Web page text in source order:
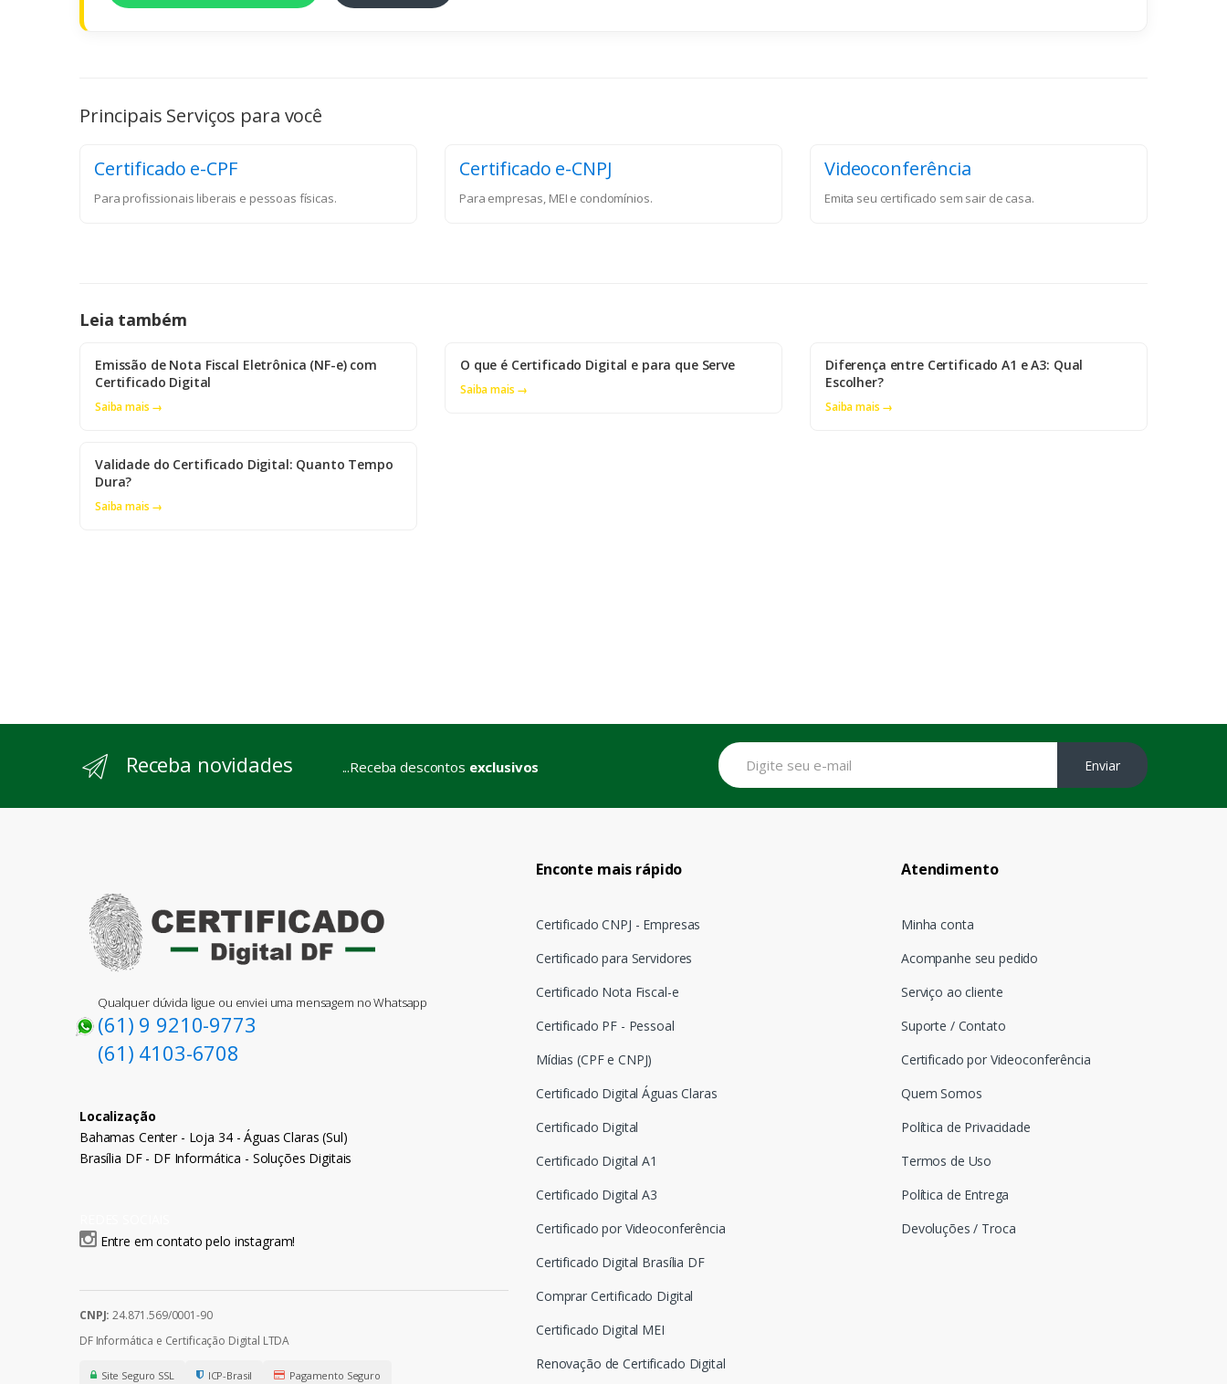
Principais Serviços para você
Certificado e-CPF
Para profissionais liberais e pessoas físicas.
Certificado e-CNPJ
Para empresas, MEI e condomínios.
Videoconferência
Emita seu certificado sem sair de casa.
Leia também
Emissão de Nota Fiscal Eletrônica (NF-e) com
Certificado Digital
Saiba mais →
O que é Certificado Digital e para que Serve
Saiba mais →
Diferença entre Certificado A1 e A3: Qual
Escolher?
Saiba mais →
Validade do Certificado Digital: Quanto Tempo
Dura?
Saiba mais →
Receba novidades ...Receba descontos exclusivos Enviar
Enconte mais rápido
Certificado CNPJ - Empresas
Certificado para Servidores
Certificado Nota Fiscal-e
Certificado PF - Pessoal
Mídias (CPF e CNPJ)
Certificado Digital Águas Claras
Certificado Digital
Certificado Digital A1
Certificado Digital A3
Certificado por Videoconferência
Certificado Digital Brasília DF
Comprar Certificado Digital
Certificado Digital MEI
Renovação de Certificado Digital
Atendimento
Minha conta
Acompanhe seu pedido
Serviço ao cliente
Suporte / Contato
Certificado por Videoconferência
Quem Somos
Política de Privacidade
Termos de Uso
Política de Entrega
Devoluções / Troca
Qualquer dúvida ligue ou enviei uma mensagem no Whatsapp
(61) 9 9210-9773
(61) 4103-6708
Localização
Bahamas Center - Loja 34 - Águas Claras (Sul)
Brasília DF - DF Informática - Soluções Digitais
Entre em contato pelo instagram!
CNPJ: 24.871.569/0001-90
DF Informática e Certificação Digital LTDA
Site Seguro SSL ICP-Brasil Pagamento Seguro